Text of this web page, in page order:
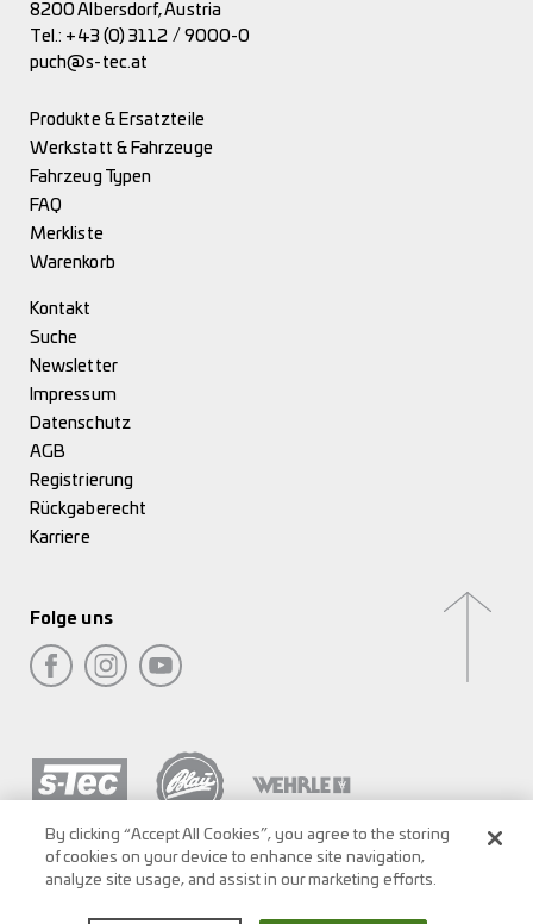
8200 Albersdorf, Austria
Tel.: +43 (0) 3112 / 9000-0
puch@s-tec.at
Produkte & Ersatzteile
Werkstatt & Fahrzeuge
Fahrzeug Typen
FAQ
Merkliste
Warenkorb
Kontakt
Suche
Newsletter
Impressum
Datenschutz
AGB
Registrierung
Rückgaberecht
Karriere
Folge uns
By clicking “Accept All Cookies”, you agree to the storing
of cookies on your device to enhance site navigation,
analyze site usage, and assist in our marketing efforts.